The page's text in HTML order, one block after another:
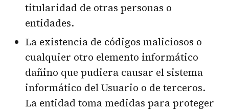
titularidad de otras personas o
entidades.
La existencia de códigos maliciosos o
cualquier otro elemento informático
dañino que pudiera causar el sistema
informático del Usuario o de terceros.
La entidad toma medidas para proteger